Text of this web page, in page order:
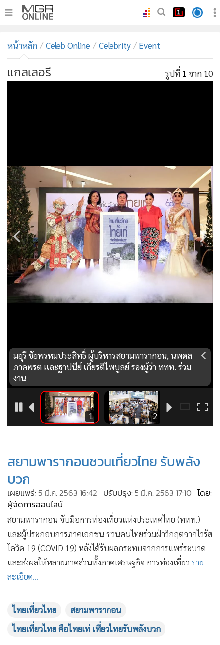
ทันเหตุการณ์
• ภาคใต้
• ภูมิภาค
• CbizReview
• Cyber BIZ
• ผู้จัดกวน
• Good health & Well-being
• Green Innovation & SD
• Management & HR
• MGR Live
• Infographic
การเมือง
Special Scoop
เศรษฐกิจ-ธุรกิจ
• จีน
ชุมชน-คุณภาพชีวิต
อาชญากรรม
• วิทยาศาสตร์
• SMEs
• หุ้น
• อินโดจีน
• กองทุนรวม
• Celeb Online
• Factcheck
ญี่ปุ่น
Gotomanager
สยามพารากอนชวนเที่ยวไทย รับพลัง
บวก
เผยแพร่:5 มี.ค. 2563 16:42 ปรับปรุง:5 มี.ค. 2563 17:10 โดย:
ผู้จัดการออนไลน์
สยามพารากอน จับมือการท่องเที่ยวแห่งประเทศไทย (ททท.)
และผู้ประกอบการภาคเอกชน ชวนคนไทยร่วมฝ่าวิกฤตจากไวรัส
โควิด-19 (COVID 19) หลังได้รับผลกระทบจากการแพร่ระบาด
และส่งผลให้หลายภาคส่วนทั้งภาคเศรษฐกิจ การท่องเที่ยว ราย
ละเอียด...
ไทยเที่ยวไทย
สยามพารากอน
ไทยเที่ยวไทย คือไทยเท่ เที่ยวไทยรับพลังบวก
หน้าหลัก Celeb Online Celebrity Event
แกลเลอรี รูปที่ 1 จาก 10
มยุรี ชัยพรหมประสิทธิ์ ผู้บริหารสยามพารากอน, นพดล
ภาคพรต และฐาปนีย์ เกียรติไพบูลย์ รองผู้ว่า ททท. ร่วม
งาน
10 1 2